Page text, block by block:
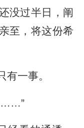
没过半日，阐
至，将这份希
有一事。
……”